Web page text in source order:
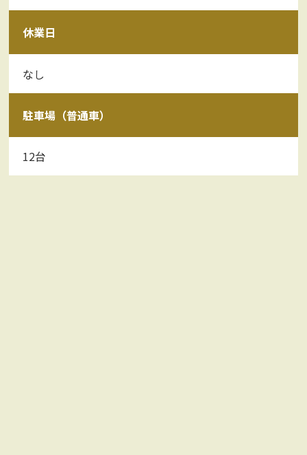
休業日
なし
駐車場（普通車）
12台